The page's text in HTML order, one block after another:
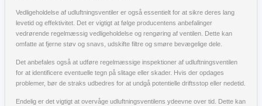
Vedligeholdelse af udluftningsventiler er også essentielt for at sikre deres lang
levetid og effektivitet. Det er vigtigt at følge producentens anbefalinger
vedrørende regelmæssig vedligeholdelse og rengøring af ventilen. Dette kan
omfatte at fjerne støv og snavs, udskifte filtre og smøre bevægelige dele.
Det anbefales også at udføre regelmæssige inspektioner af udluftningsventilen
for at identificere eventuelle tegn på slitage eller skader. Hvis der opdages
problemer, bør de straks udbedres for at undgå potentielle driftsstop eller nedetid.
Endelig er det vigtigt at overvåge udluftningsventilens ydeevne over tid. Dette kan